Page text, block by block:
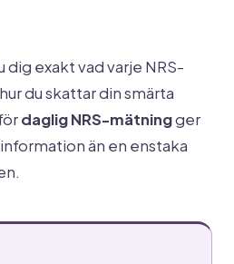
dig exakt vad varje NRS-
du skattar din smärta
daglig NRS-mätningger
än en enstaka